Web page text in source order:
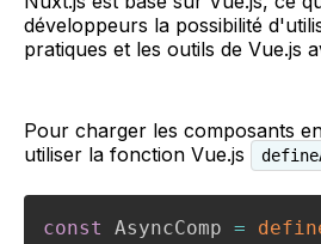
développeurs la possibilité
pratiques et les outils de Vue.js
Pour charger les composants
utiliser la fonction Vue.js
const AsyncComp =